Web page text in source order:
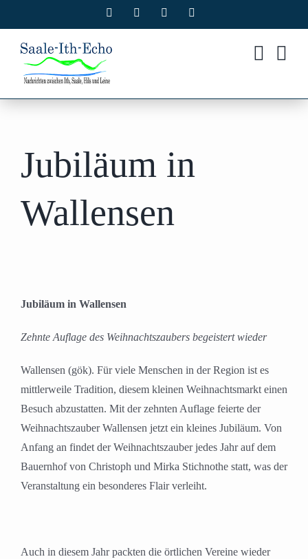
Inhalt
springen
Facebook Instagram
Jubiläum in
Wallensen
Jubiläum in Wallensen
Zehnte Auflage des Weihnachtszaubers begeistert wieder
Wallensen (gök). Für viele Menschen in der Region ist es
mittlerweile Tradition, diesem kleinen Weihnachtsmarkt einen
Besuch abzustatten. Mit der zehnten Auflage feierte der
Weihnachtszauber Wallensen jetzt ein kleines Jubiläum. Von
Anfang an findet der Weihnachtszauber jedes Jahr auf dem
Bauernhof von Christoph und Mirka Stichnothe statt, was der
Veranstaltung ein besonderes Flair verleiht.
Auch in diesem Jahr packten die örtlichen Vereine wieder